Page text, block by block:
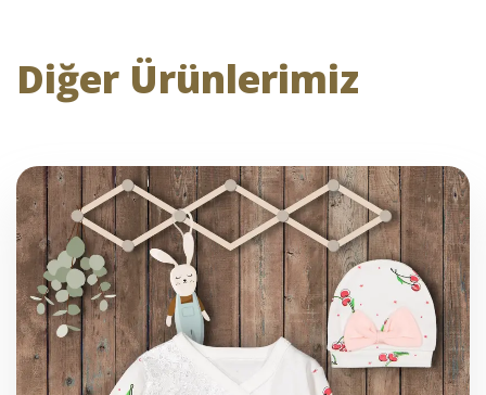
Diğer Ürünlerimiz